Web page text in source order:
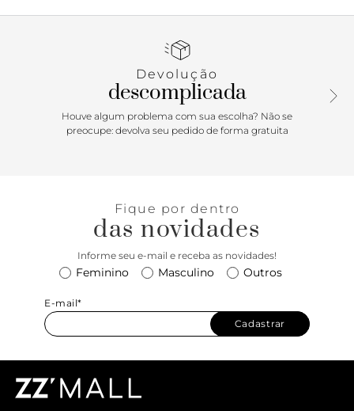
duas tiras largas - uma sobre os dedos, outra sobre o peito
do mesmo tom da papete, em cada uma das tiras. Com
palmilha anatômica, com assinatura Anacapri. Porque
Apostar: É tempo de celebrar com frescor absoluto aos
seus pés! A papete Anacapri é a escolha certa para encarar
o Alto Verão’26 no mood comfy. Minimalista, confortável e
Devolução
descomplicada
Houve algum problema com sua escolha? Não se
preocupe: devolva seu pedido de forma gratuita
Fique por dentro
das novidades
Informe seu e-mail e receba as novidades!
Feminino Masculino Outros
E-mail*
Cadastrar